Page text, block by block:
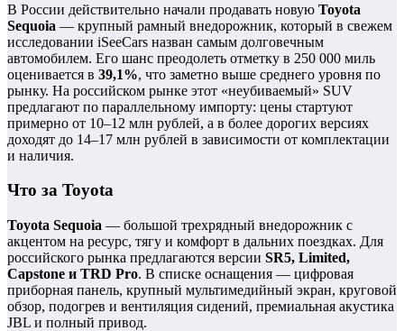
В России действительно начали продавать новую Toyota
Sequoia — крупный рамный внедорожник, который в свежем
исследовании iSeeCars назван самым долговечным
автомобилем. Его шанс преодолеть отметку в 250 000 миль
оценивается в 39,1%, что заметно выше среднего уровня по
рынку. На российском рынке этот «неубиваемый» SUV
предлагают по параллельному импорту: цены стартуют
примерно от 10–12 млн рублей, а в более дорогих версиях
доходят до 14–17 млн рублей в зависимости от комплектации
и наличия.
Что за Toyota
Toyota Sequoia — большой трехрядный внедорожник с
акцентом на ресурс, тягу и комфорт в дальних поездках. Для
российского рынка предлагаются версии SR5, Limited,
Capstone и TRD Pro. В списке оснащения — цифровая
приборная панель, крупный мультимедийный экран, круговой
обзор, подогрев и вентиляция сидений, премиальная акустика
JBL и полный привод.